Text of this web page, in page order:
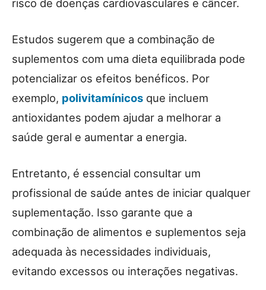
risco de doenças cardiovasculares e câncer.
Estudos sugerem que a combinação de
suplementos com uma dieta equilibrada pode
potencializar os efeitos benéficos. Por
exemplo, polivitamínicos que incluem
antioxidantes podem ajudar a melhorar a
saúde geral e aumentar a energia.
Entretanto, é essencial consultar um
profissional de saúde antes de iniciar qualquer
suplementação. Isso garante que a
combinação de alimentos e suplementos seja
adequada às necessidades individuais,
evitando excessos ou interações negativas.